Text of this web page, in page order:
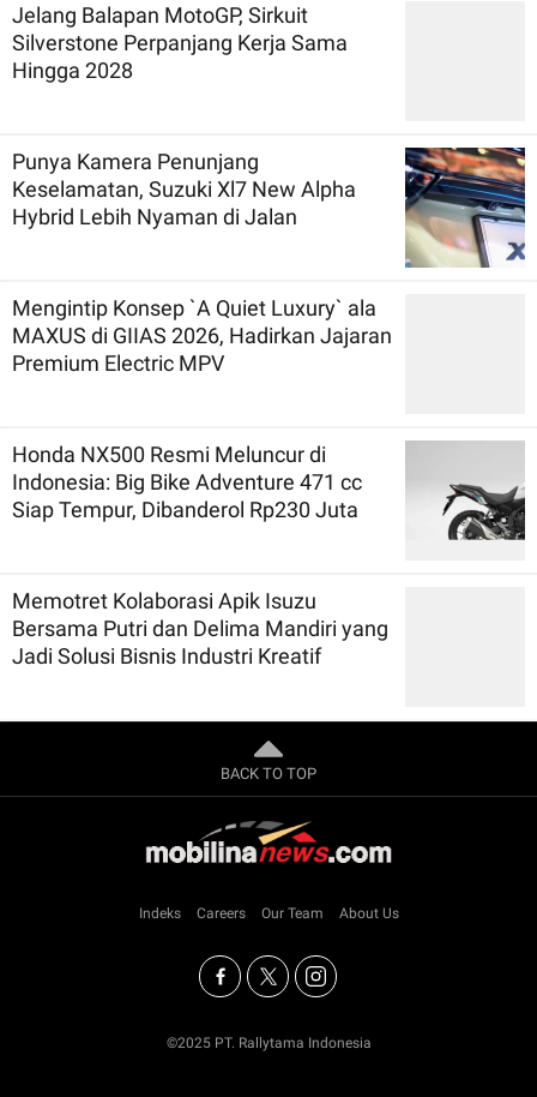
Jelang Balapan MotoGP, Sirkuit
Silverstone Perpanjang Kerja Sama
Hingga 2028
Punya Kamera Penunjang
Keselamatan, Suzuki Xl7 New Alpha
Hybrid Lebih Nyaman di Jalan
Mengintip Konsep `A Quiet Luxury` ala
MAXUS di GIIAS 2026, Hadirkan Jajaran
Premium Electric MPV
Honda NX500 Resmi Meluncur di
Indonesia: Big Bike Adventure 471 cc
Siap Tempur, Dibanderol Rp230 Juta
Memotret Kolaborasi Apik Isuzu
Bersama Putri dan Delima Mandiri yang
Jadi Solusi Bisnis Industri Kreatif
BACK TO TOP
Indeks Careers Our Team About Us
©2025 PT. Rallytama Indonesia